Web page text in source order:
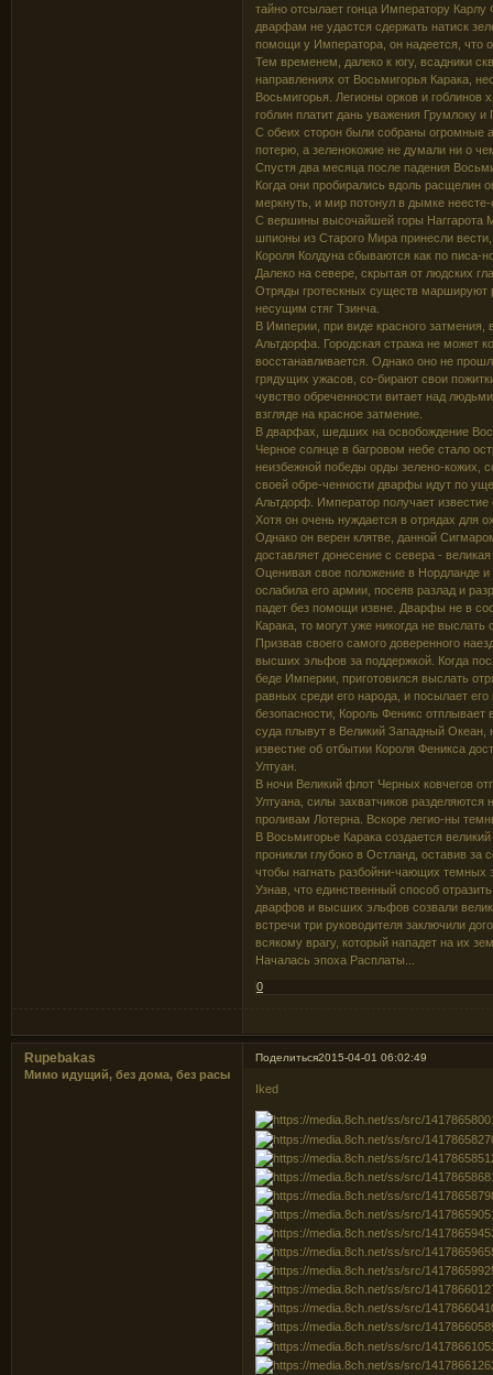
тайно отсылает гонца Императору Карлу
дварфам не удастся сдержать натиск
помощи у Императора, он надеется, что
Тем временем, далеко к югу, всадники
направлениях от Восьмигорья Карака,
Восьмигорья. Легионы орков и гоблинов
гоблин платит дань уважения Грумлоку и
С обеих сторон были собраны огромные
потерю, а зеленокожие не думали ни о
Спустя два месяца после падения
Когда они пробирались вдоль расщелин
меркнуть, и мир потонул в дымке
С вершины высочайшей горы Наггарота
шпионы из Старого Мира принесли
Короля Колдуна сбываются как по писа-
Далеко на севере, скрытая от людских
Отряды гротескных существ
несущим стяг Тзинча.
В Империи, при виде красного
Альтдорфа. Городская стража не может
восстанавливается. Однако оно не
грядущих ужасов, со-бирают свои
чувство обреченности витает над
взгляде на красное затмение.
В дварфах, шедших на освобождение
Черное солнце в багровом небе стало
неизбежной победы орды зелено-кожих,
своей обре-ченности дварфы идут по
Альтдорф. Император получает
Хотя он очень нуждается в отрядах для
Однако он верен клятве, данной
доставляет донесение с севера -
Оценивая свое положение в Нордланде
ослабила его армии, посеяв разлад и
падет без помощи извне. Дварфы не в
Карака, то могут уже никогда не
Призвав своего самого доверенного
высших эльфов за поддержкой. Когда
беде Империи, приготовился выслать
равных среди его народа, и посылает
безопасности, Король Феникс
суда плывут в Великий Западный
известие об отбытии Короля Феникса
Ултуан.
В ночи Великий флот Черных ковчегов
Ултуана, силы захватчиков разделяются
проливам Лотерна. Вскоре легио-ны
В Восьмигорье Карака создается
проникли глубоко в Остланд, оставив
чтобы нагнать разбойни-чающих темных
Узнав, что единственный способ
дварфов и высших эльфов созвали
встречи три руководителя заключили
всякому врагу, который нападет на их
Началась эпоха Расплаты...
0
Поделиться2015-04-01 06:02:49
Rupebakas
Мимо идущий, без дома, без расы
Iked